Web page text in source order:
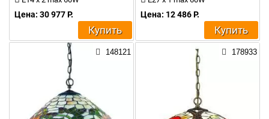
Цена: 30 977 Р.
Купить
Цена: 12 486 Р.
Купить
148121 178933